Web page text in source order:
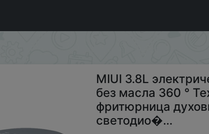
воздушная фритюрница без масла 360 °
MIUI 3.8L
без масла 360 °
фритюрница
светодио�…